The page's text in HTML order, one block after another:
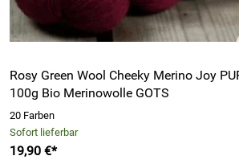
Rosy Green Wool Cheeky Merino Joy
100g Bio Merinowolle GOTS
20 Farben
Sofort lieferbar
19,90 €*